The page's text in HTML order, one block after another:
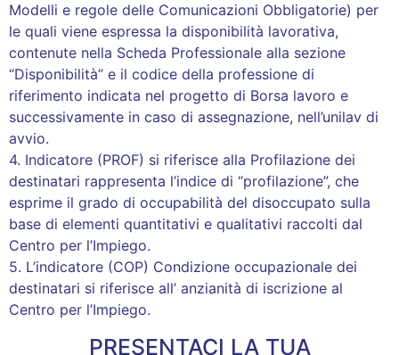
Modelli e regole delle Comunicazioni Obbligatorie) per
le quali viene espressa la disponibilità lavorativa,
contenute nella Scheda Professionale alla sezione
“Disponibilità” e il codice della professione di
riferimento indicata nel progetto di Borsa lavoro e
successivamente in caso di assegnazione, nell’unilav di
avvio.
4. Indicatore (PROF) si riferisce alla Profilazione dei
destinatari rappresenta l’indice di “profilazione”, che
esprime il grado di occupabilità del disoccupato sulla
base di elementi quantitativi e qualitativi raccolti dal
Centro per l’Impiego.
5. L’indicatore (COP) Condizione occupazionale dei
destinatari si riferisce all’ anzianità di iscrizione al
Centro per l’Impiego.
PRESENTACI LA TUA